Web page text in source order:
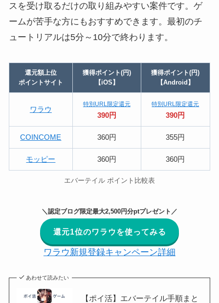
スを受け取るだけの取り組みやすい案件です。ゲ
ームが苦手な方にもおすすめできます。最初のチ
ュートリアルは5分～10分で終わります。
還元額上位
ポイントサイト
獲得ポイント(円)
【iOS】
獲得ポイント(円)
【Android】
ワラウ
特別URL限定還元
390円
特別URL限定還元
390円
COINCOME 360円 355円
モッピー 360円 360円
エバーテイル ポイント比較表
＼認定ブログ限定最大2,500円分ptプレゼント／
還元1位のワラウを使ってみる
ワラウ新規登録キャンペーン詳細
あわせて読みたい
【ポイ活】エバーテイル手順まと